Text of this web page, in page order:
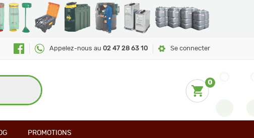
Appelez-nous au 02 47 28 63 10 Se connecter
0
PROMOTIONS